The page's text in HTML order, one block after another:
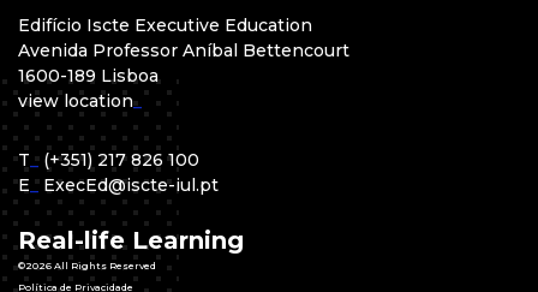
Edifício Iscte Executive Education
Avenida Professor Aníbal Bettencourt
1600-189 Lisboa
view location_
T _ (+351) 217 826 100
E _ ExecEd@iscte-iul.pt
Real-life Learning
©2026 All Rights Reserved
Política de Privacidade